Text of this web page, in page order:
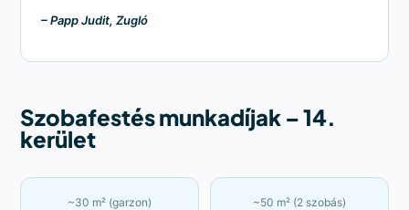
– Papp Judit, Zugló
Szobafestés munkadíjak – 14.
kerület
~30 m² (garzon) ~50 m² (2 szobás)